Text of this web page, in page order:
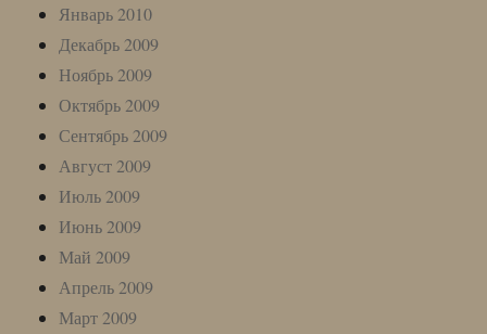
Январь 2010
Декабрь 2009
Ноябрь 2009
Октябрь 2009
Сентябрь 2009
Август 2009
Июль 2009
Июнь 2009
Май 2009
Апрель 2009
Март 2009